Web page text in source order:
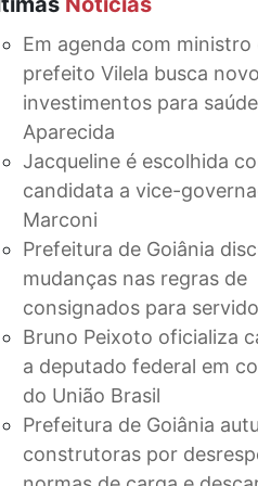
Em agenda com ministro
prefeito Vilela busca
investimentos para
Aparecida
Jacqueline é escolhida
candidata a vice-
Marconi
Prefeitura de Goiânia
mudanças nas regras de
consignados para
Bruno Peixoto oficializa
a deputado federal em
do União Brasil
Prefeitura de Goiânia
construtoras por